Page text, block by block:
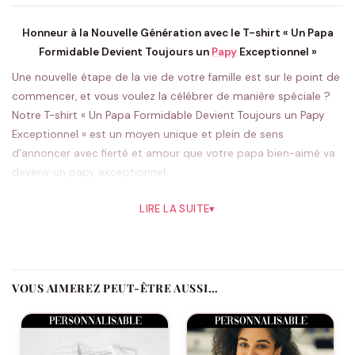
Honneur à la Nouvelle Génération avec le T-shirt « Un Papa
Formidable Devient Toujours un PapyExceptionnel »
Une nouvelle étape de la vie de votre famille est sur le point de
commencer, et vous voulez la célébrer de manière spéciale ?
Notre T-shirt « Un Papa Formidable Devient Toujours un Papy
Exceptionnel » est un moyen unique et plein de sens
d’annoncer avec fierté et amour que votre papa bien-aimé va
devenir un papy exceptionnel.
qu’un simple vêtement ; c’est un symbole de l’amour familial et
mémorable et touchante.
Disponible dans une gamme de tailles confortables pour
convenir à tous les papas, ce t-shirt est un cadeau parfait pour
LIRE LA SUITE▾
VOUS AIMEREZ PEUT-ÊTRE AUSSI…